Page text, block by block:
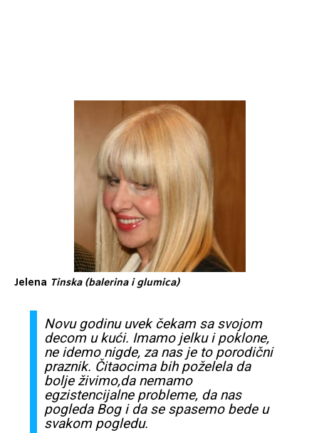
Jelena Tinska (balerina i glumica)
Novu godinu uvekčekam sa svojom
decomukući. Imamo jelku i poklone,
ne idemo nigde, za nasje to porodični
praznik. Čitaocimabih poželelada
bolje živimo,da nemamo
egzistencijalneprobleme, da nas
pogleda Bog i da se spasemobede u
svakompogledu.